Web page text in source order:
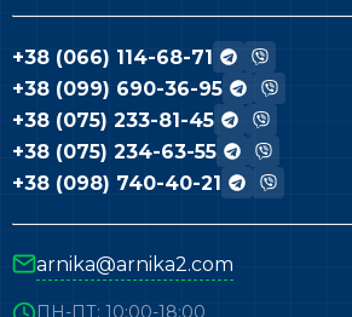
+38 (066) 114-68-71
+38 (099) 690-36-95
+38 (075) 233-81-45
+38 (075) 234-63-55
+38 (098) 740-40-21
arnika@arnika2.com
ПН-ПТ: 10:00-18:00